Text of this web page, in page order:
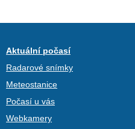
Aktuální počasí
Radarové snímky
Meteostanice
Počasí u vás
Webkamery